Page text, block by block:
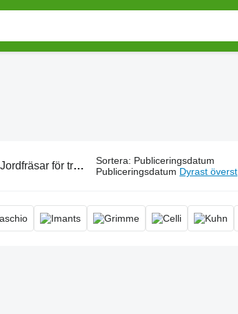
Jordfräsar för traktor, planeringsfräs Sortera: Publiceringsdatum
Publiceringsdatum Dyrast överst